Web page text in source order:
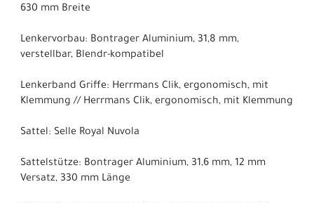
630 mm Breite
Lenkervorbau: Bontrager Aluminium, 31,8 mm,
verstellbar, Blendr-kompatibel
Lenkerband Griffe: Herrmans Clik, ergonomisch, mit
Klemmung // Herrmans Clik, ergonomisch, mit Klemmung
Sattel: Selle Royal Nuvola
Sattelstütze: Bontrager Aluminium, 31,6 mm, 12 mm
Versatz, 330 mm Länge